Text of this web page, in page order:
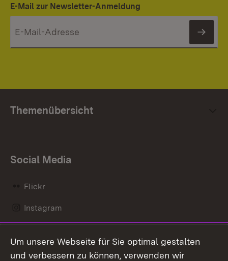
E-Mail zur Newsletter-Anmeldung
Themenübersicht
Social Media
Flickr
Instagram
Mastodon
Um unsere Webseite für Sie optimal gestalten
und verbessern zu können, verwenden wir